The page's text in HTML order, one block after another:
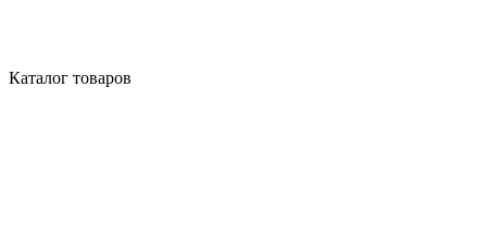
Каталог товаров